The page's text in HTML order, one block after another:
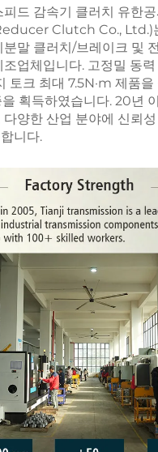
피드 감속기 클러치 유한
Clutch Co., Ltd.)
분말 클러치/브레이크 및
업체입니다. 고정밀 동
토크 최대 7.5N·m 제품을
획득하였습니다. 20년
다양한 산업 분야에 신뢰
니다.